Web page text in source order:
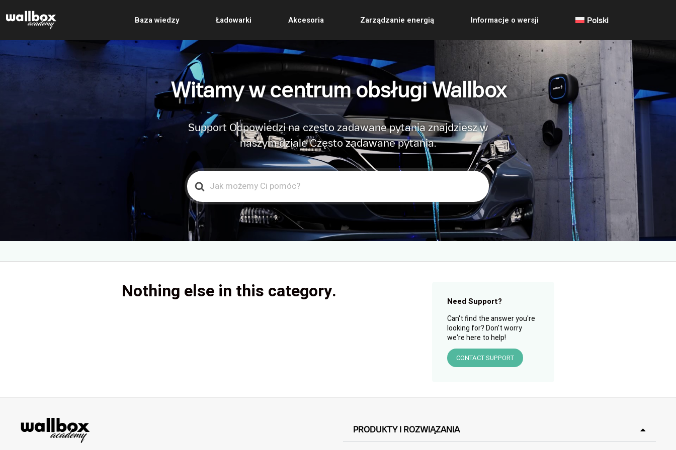
Baza wiedzy Ładowarki Akcesoria Zarządzanie energią Informacje o wersji Polski
Witamy w centrum obsługi Wallbox
Support Odpowiedzi na często zadawane pytania znajdziesz w
naszym dziale Często zadawane pytania.
Search
For
Nothing else in this category. Need Support?
Can't find the answer you're
looking for? Don't worry
we're here to help!
CONTACT SUPPORT
PRODUKTY I ROZWIĄZANIA